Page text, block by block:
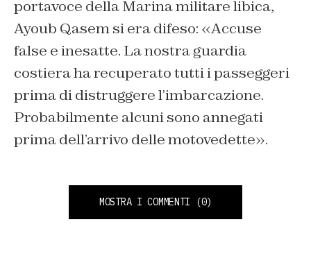
portavoce della Marina militare libica,
Ayoub Qasem si era difeso: «Accuse
false e inesatte. La nostra guardia
costiera ha recuperato tutti i passeggeri
prima di distruggere l’imbarcazione.
Probabilmente alcuni sono annegati
prima dell’arrivo delle motovedette».
MOSTRA I COMMENTI (0)